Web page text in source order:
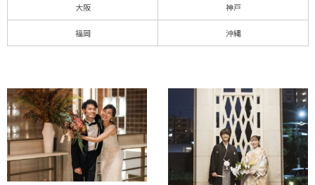
大阪 神戸
福岡 沖縄